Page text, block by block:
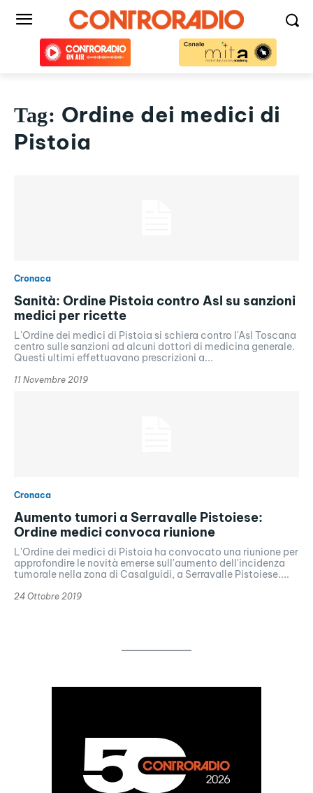
Tag: Ordine dei medici di
Pistoia
Cronaca
Sanità: Ordine Pistoia contro Asl su sanzioni
medici per ricette
L'Ordine dei medici di Pistoia si schiera contro l'Asl Toscana
centro sulle sanzioni ad alcuni dottori di medicina generale.
Questi ultimi effettuavano prescrizioni a...
11 Novembre 2019
Cronaca
Aumento tumori a Serravalle Pistoiese:
Ordine medici convoca riunione
L'Ordine dei medici di Pistoia ha convocato una riunione per
approfondire le novità emerse sull'aumento dell'incidenza
tumorale nella zona di Casalguidi, a Serravalle Pistoiese....
24 Ottobre 2019